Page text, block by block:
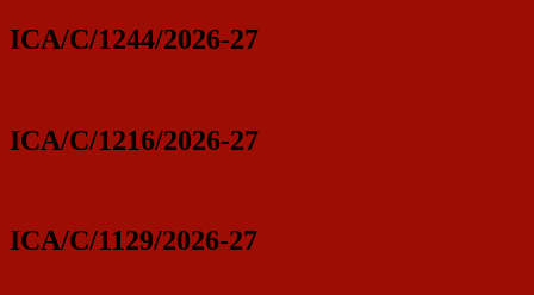
ICA/C/1244/2026-27
ICA/C/1216/2026-27
ICA/C/1129/2026-27